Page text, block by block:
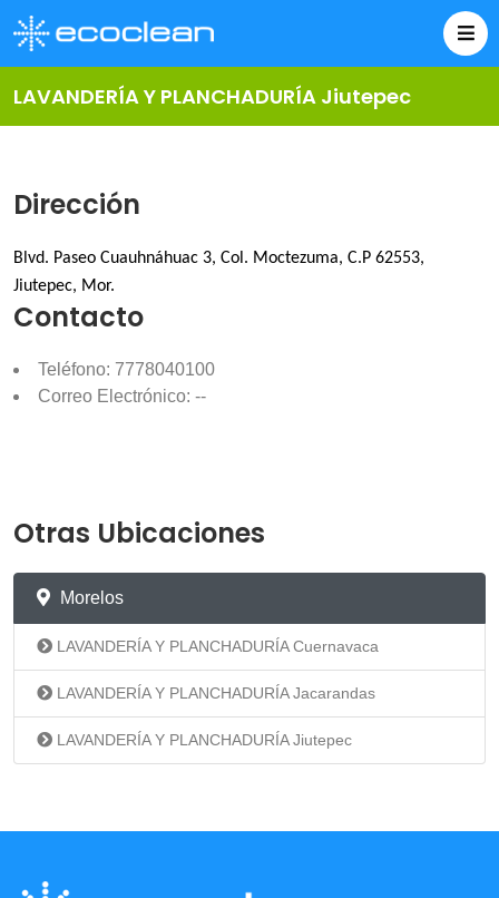
LAVANDERÍA Y PLANCHADURÍA Jiutepec
Dirección
Blvd. Paseo Cuauhnáhuac 3, Col. Moctezuma, C.P 62553,
Jiutepec, Mor.
Contacto
Teléfono: 7778040100
Correo Electrónico: --
Otras Ubicaciones
Morelos
LAVANDERÍA Y PLANCHADURÍA Cuernavaca
LAVANDERÍA Y PLANCHADURÍA Jacarandas
LAVANDERÍA Y PLANCHADURÍA Jiutepec